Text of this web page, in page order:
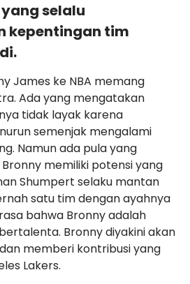
selalu
kepentingan tim
James ke NBA memang
Ada yang mengatakan
tidak layak karena
semenjak mengalami
Namun ada pula yang
memiliki potensi yang
Shumpert selaku mantan
satu tim dengan ayahnya
bahwa Bronny adalah
Bronny diyakini akan
memberi kontribusi yang
Lakers.